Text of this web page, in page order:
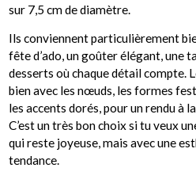
sur 7,5 cm de diamètre.
Ils conviennent particulièrement
fête d’ado, un goûter élégant, une
desserts où chaque détail compte.
bien avec les nœuds, les formes
les accents dorés, pour un rendu à
C’est un très bon choix si tu veux
qui reste joyeuse, mais avec une
tendance.